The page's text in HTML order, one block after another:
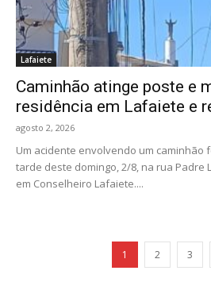
Lafaiete
Caminhão atinge poste e
residência em Lafaiete e
agosto 2, 2026
Um acidente envolvendo um caminhão
tarde deste domingo, 2/8, na rua Padre
em Conselheiro Lafaiete....
1 2 3